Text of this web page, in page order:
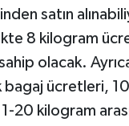
satın
8 kilogram
sahip olacak.
bagaj ücretleri,
20 kilogram